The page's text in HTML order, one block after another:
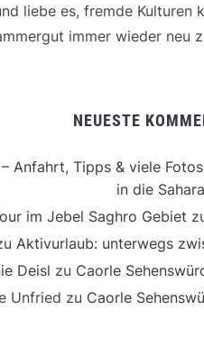
liebe es, fremde Kulturen
immer wieder neu
NEUESTE
Anfahrt, Tipps & viele Fotos
in die
im Jebel Saghro Gebiet
Aktivurlaub: unterwegs
Deisl zu Caorle
Unfried zu Caorle